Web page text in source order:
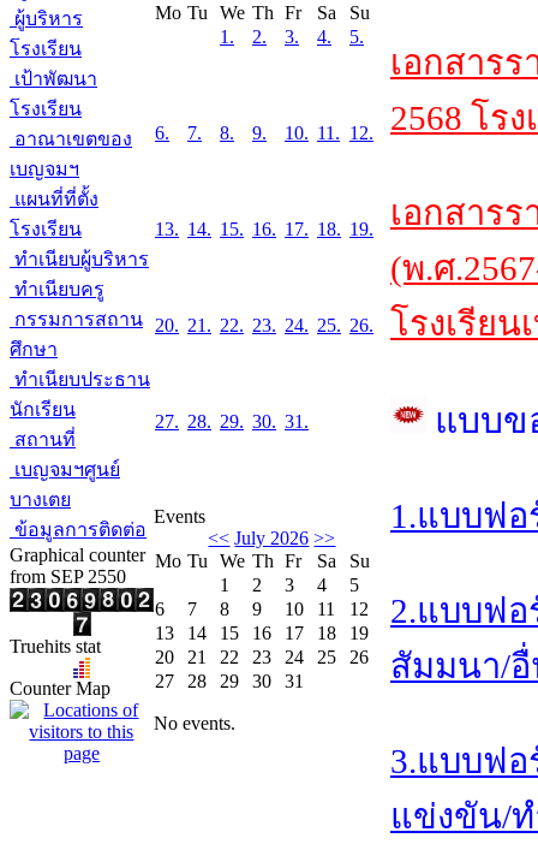
ผู้บริหาร
โรงเรียน
เป้าพัฒนา
โรงเรียน
อาณาเขตของ
เบญจมฯ
แผนที่ที่ตั้ง
โรงเรียน
ทำเนียบผู้บริหาร
ทำเนียบครู
กรรมการสถาน
ศึกษา
ทำเนียบประธาน
นักเรียน
สถานที่
เบญจมฯศูนย์
บางเตย
ข้อมูลการติดต่อ
Graphical counter
from SEP 2550
Truehits stat
Counter Map
Mo Tu We Th Fr Sa
Su
1.
2. 3. 4. 5.
6. 7. 8. 9. 10. 11. 12.
13. 14. 15. 16. 17. 18. 19.
20. 21. 22. 23. 24. 25. 26.
27. 28. 29. 30. 31.
Events
<< July 2026 >>
Mo Tu We Th Fr Sa
Su
1
2 3 4
5
6
7 8 9 10 11
12
13
14 15 16 17 18
19
20
21 22 23 24 25
26
27
28 29 30 31
No events.
เอกสาร
2568 โร
เอกสาร
(พ.ศ
โรงเรีย
แบบข
1.แบบฟ
2.แบบฟ
สัมมนา/
3.แบบฟอ
แข่งขัน/